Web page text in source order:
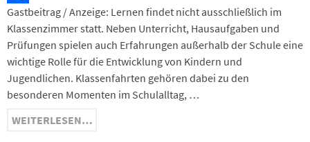
Teilen
Gastbeitrag / Anzeige: Lernen findet nicht ausschließlich im
Klassenzimmer statt. Neben Unterricht, Hausaufgaben und
Prüfungen spielen auch Erfahrungen außerhalb der Schule eine
wichtige Rolle für die Entwicklung von Kindern und
Jugendlichen. Klassenfahrten gehören dabei zu den
besonderen Momenten im Schulalltag, …
WEITERLESEN…